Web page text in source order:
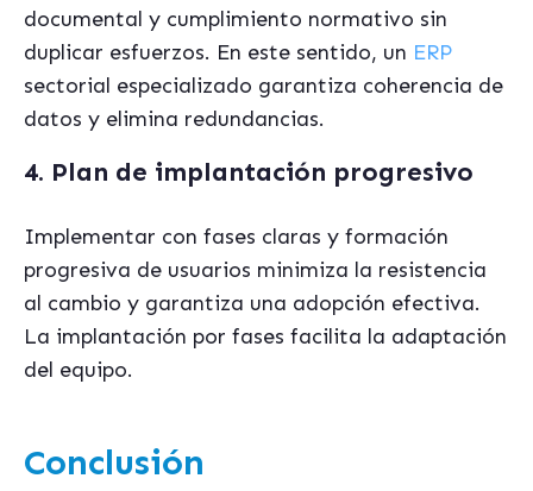
documental y cumplimiento normativo sin
duplicar esfuerzos. En este sentido, un ERP
sectorial especializado garantiza coherencia de
datos y elimina redundancias.
4. Plan de implantación progresivo
Implementar con fases claras y formación
progresiva de usuarios minimiza la resistencia
al cambio y garantiza una adopción efectiva.
La implantación por fases facilita la adaptación
del equipo.
Conclusión